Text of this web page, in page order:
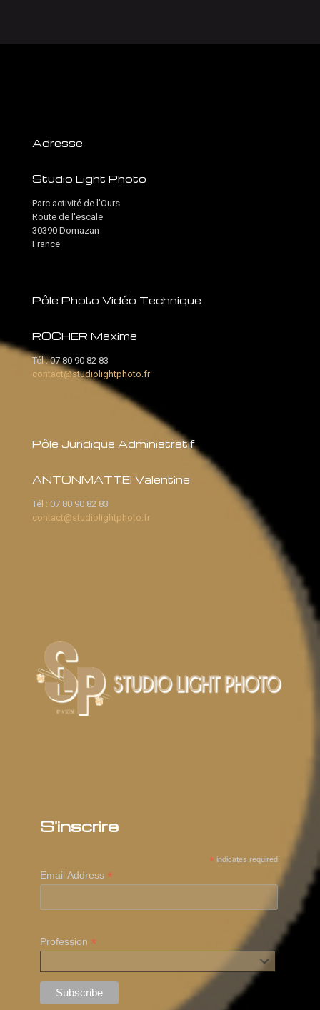
Adresse
Studio Light Photo
Parc activité de l'Ours
Route de l'escale
30390 Domazan
France
Pôle Photo Vidéo Technique
ROCHER Maxime
Tél :07 80 90 82 83
contact@studiolightphoto.fr
Pôle Juridique Administratif
ANTONMATTEI Valentine
Tél : 07 80 90 82 83
contact@studiolightphoto.fr
S'inscrire
* indicates required
Email Address *
Profession *